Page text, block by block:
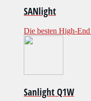
SANlight
Die besten High-
Sanlight Q1W